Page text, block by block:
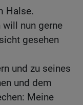
Halse.
will nun gerne
gesehen
und zu seines
und dem
Meine